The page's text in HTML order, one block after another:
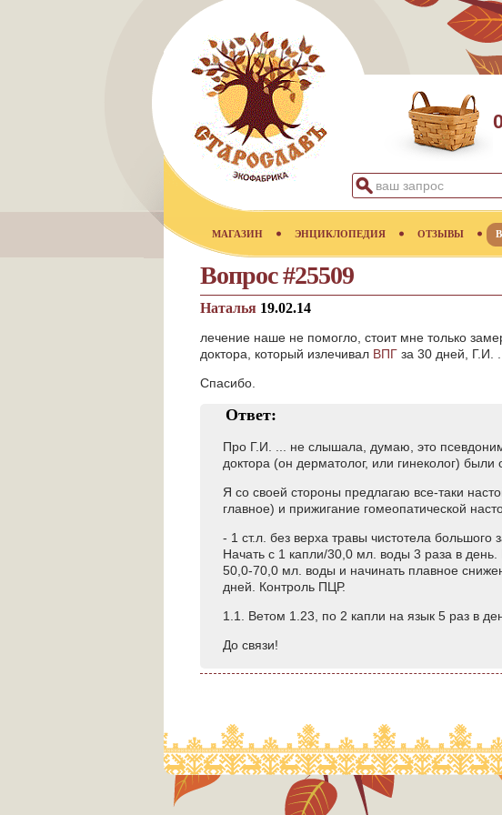
МАГАЗИН ЭНЦИКЛОПЕДИЯ ОТЗЫВЫ
Вопрос #25509
Наталья 19.02.14
лечение наше не помогло, стоит мне только
доктора, который излечивал ВПГ за 30 дней, Г.И.
Спасибо.
Ответ:
Про Г.И. ... не слышала, думаю, это
доктора (он дерматолог, или гинеколог)
Я со своей стороны предлагаю все-таки
главное) и прижигание гомеопатической
- 1 ст.л. без верха травы чистотела
Начать с 1 капли/30,0 мл. воды 3 раза в
50,0-70,0 мл. воды и начинать плавное
дней. Контроль ПЦР.
1.1. Ветом 1.23, по 2 капли на язык 5 раз в
До связи!